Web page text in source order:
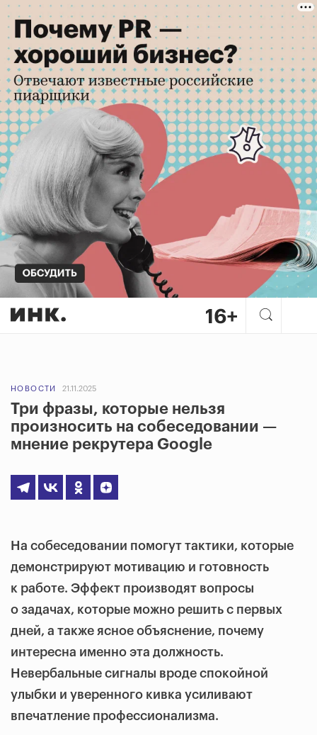
НОВОСТИ 21.11.2025
Три фразы, которые нельзя
произносить на собеседовании —
мнение рекрутера Google
На собеседовании помогут тактики, которые
демонстрируют мотивацию и готовность
к работе. Эффект производят вопросы
о задачах, которые можно решить с первых
дней, а также ясное объяснение, почему
интересна именно эта должность.
Невербальные сигналы вроде спокойной
улыбки и уверенного кивка усиливают
впечатление профессионализма.